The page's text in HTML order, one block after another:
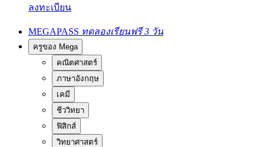
ลงทะเบียน
MEGAPASS ทดลองเรียนฟรี 3 วัน
ครูของ Mega
คณิตศาสตร์
ภาษาอังกฤษ
เคมี
ชีววิทยา
ฟิสิกส์
วิทยาศาสตร์